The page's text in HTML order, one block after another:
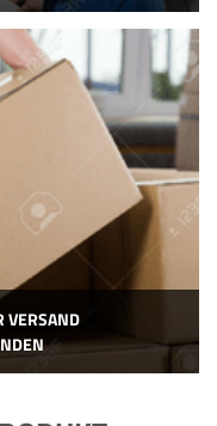
VERSAND